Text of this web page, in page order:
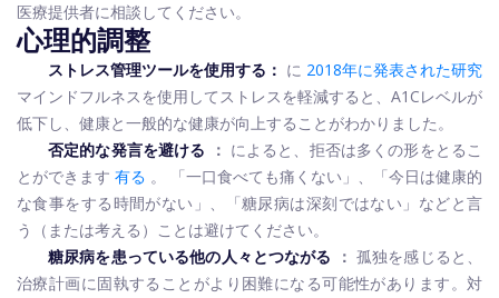
医療提供者に相談してください。
心理的調整
ストレス管理ツールを使用する： に 2018年に発表された研究
マインドフルネスを使用してストレスを軽減すると、A1Cレベルが
低下し、健康と一般的な健康が向上することがわかりました。
否定的な発言を避ける
： によると、拒否は多くの形をとるこ
とができます 有る 。 「一口食べても痛くない」、「今日は健康的
な食事をする時間がない」、「糖尿病は深刻ではない」などと言
う（または考える）ことは避けてください。
糖尿病を患っている他の人々とつながる
： 孤独を感じると、
治療計画に固執することがより困難になる可能性があります。対